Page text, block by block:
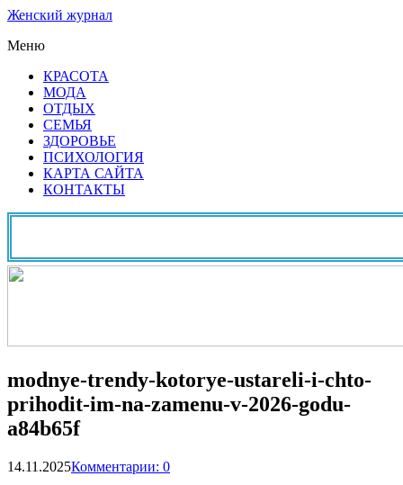
Женский журнал
Меню
КРАСОТА
МОДА
ОТДЫХ
СЕМЬЯ
ЗДОРОВЬЕ
ПСИХОЛОГИЯ
КАРТА САЙТА
КОНТАКТЫ
modnye-trendy-kotorye-ustareli-i-chto-
prihodit-im-na-zamenu-v-2026-godu-
a84b65f
14.11.2025Комментарии: 0